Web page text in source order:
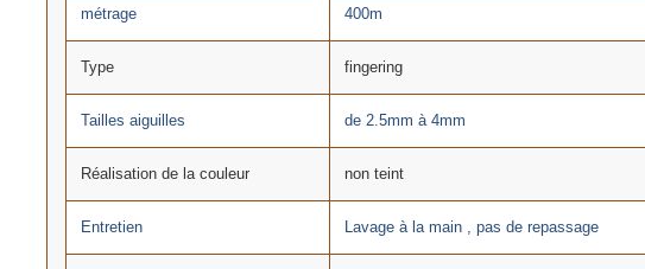
métrage 400m
Type fingering
Tailles aiguilles de 2.5mm à 4mm
Réalisation de la couleur non teint
Entretien Lavage à la main , pas de repassage